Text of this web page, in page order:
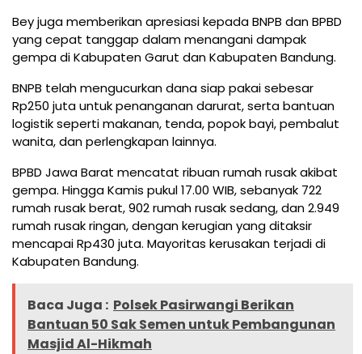
Bey juga memberikan apresiasi kepada BNPB dan BPBD
yang cepat tanggap dalam menangani dampak
gempa di Kabupaten Garut dan Kabupaten Bandung.
BNPB telah mengucurkan dana siap pakai sebesar
Rp250 juta untuk penanganan darurat, serta bantuan
logistik seperti makanan, tenda, popok bayi, pembalut
wanita, dan perlengkapan lainnya.
BPBD Jawa Barat mencatat ribuan rumah rusak akibat
gempa. Hingga Kamis pukul 17.00 WIB, sebanyak 722
rumah rusak berat, 902 rumah rusak sedang, dan 2.949
rumah rusak ringan, dengan kerugian yang ditaksir
mencapai Rp430 juta. Mayoritas kerusakan terjadi di
Kabupaten Bandung.
Baca Juga : Polsek Pasirwangi Berikan
Bantuan 50 Sak Semen untuk Pembangunan
Masjid Al-Hikmah